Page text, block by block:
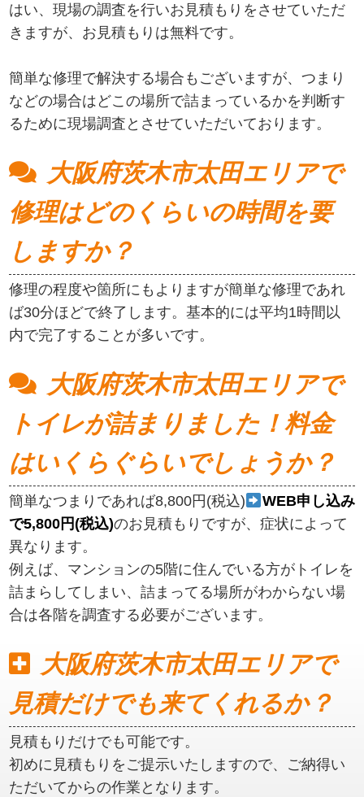
はい、現場の調査を行いお見積もりをさせていただ
きますが、お見積もりは無料です。
簡単な修理で解決する場合もございますが、つまり
などの場合はどこの場所で詰まっているかを判断す
るために現場調査とさせていただいております。
大阪府茨木市太田エリアで
修理はどのくらいの時間を要
しますか？
修理の程度や箇所にもよりますが簡単な修理であれ
ば30分ほどで終了します。基本的には平均1時間以
内で完了することが多いです。
大阪府茨木市太田エリアで
トイレが詰まりました！料金
はいくらぐらいでしょうか？
簡単なつまりであれば8,800円(税込)
WEB申し込み
で5,800円(税込)のお見積もりですが、症状によって
異なります。
例えば、マンションの5階に住んでいる方がトイレを
詰まらしてしまい、詰まってる場所がわからない場
合は各階を調査する必要がございます。
大阪府茨木市太田エリアで
見積だけでも来てくれるか？
見積もりだけでも可能です。
初めに見積もりをご提示いたしますので、ご納得い
ただいてからの作業となります。